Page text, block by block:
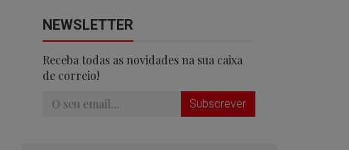
NEWSLETTER
Receba todas as novidades na sua caixa
de correio!
Subscrever